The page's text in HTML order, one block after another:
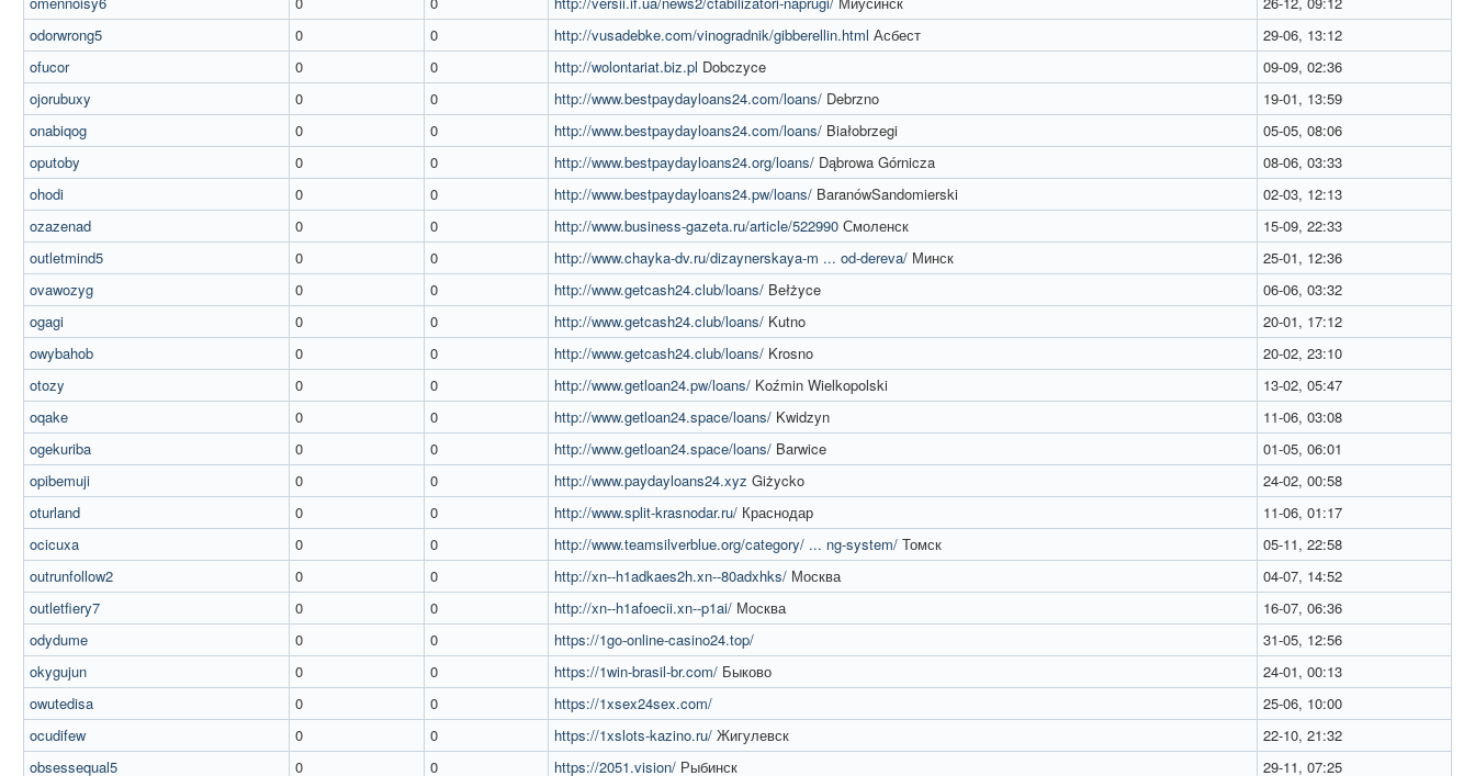
odorwrong5
0 0 http://vusadebke.com/vinogradnik/gibberellin.html Асбест
29-06, 13:12
ofucor
0 0 http://wolontariat.biz.pl Dobczyce
09-09, 02:36
ojorubuxy
0 0 http://www.bestpaydayloans24.com/loans/ Debrzno
19-01, 13:59
onabiqog
0 0 http://www.bestpaydayloans24.com/loans/ Białobrzegi
05-05, 08:06
oputoby
0 0 http://www.bestpaydayloans24.org/loans/ Dąbrowa Górnicza
08-06, 03:33
ohodi
0 0 http://www.bestpaydayloans24.pw/loans/ BaranówSandomierski
02-03, 12:13
ozazenad
0 0 http://www.business-gazeta.ru/article/522990 Смоленск
15-09, 22:33
outletmind5
0 0 http://www.chayka-dv.ru/dizaynerskaya-m ... od-dereva/ Минск
25-01, 12:36
ovawozyg
0 0 http://www.getcash24.club/loans/ Bełżyce
06-06, 03:32
ogagi
0 0 http://www.getcash24.club/loans/ Kutno
20-01, 17:12
owybahob
0 0 http://www.getcash24.club/loans/ Krosno
20-02, 23:10
otozy
0 0 http://www.getloan24.pw/loans/ Koźmin Wielkopolski
13-02, 05:47
oqake
0 0 http://www.getloan24.space/loans/ Kwidzyn
11-06, 03:08
ogekuriba
0 0 http://www.getloan24.space/loans/ Barwice
01-05, 06:01
opibemuji
0 0 http://www.paydayloans24.xyz Giżycko
24-02, 00:58
oturland
0 0 http://www.split-krasnodar.ru/ Краснодар
11-06, 01:17
ocicuxa
0 0 http://www.teamsilverblue.org/category/ ... ng-system/ Томск
05-11, 22:58
outrunfollow2
0 0 http://xn--h1adkaes2h.xn--80adxhks/ Москва
04-07, 14:52
outletfiery7
0 0 http://xn--h1afoecii.xn--p1ai/ Москва
16-07, 06:36
odydume
0 0 https://1go-online-casino24.top/
31-05, 12:56
okygujun
0 0 https://1win-brasil-br.com/ Быково
24-01, 00:13
owutedisa
0 0 https://1xsex24sex.com/
25-06, 10:00
ocudifew
0 0 https://1xslots-kazino.ru/ Жигулевск
22-10, 21:32
obsessequal5
0 0 https://2051.vision/ Рыбинск 29-11, 07:25